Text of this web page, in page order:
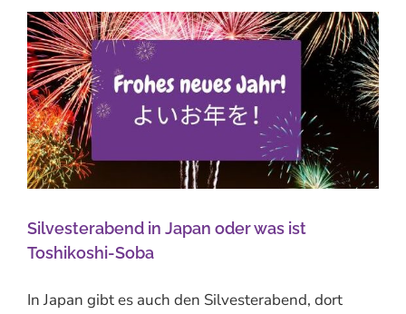
Silvesterabend in Japan oder was ist
Toshikoshi-Soba
In Japan gibt es auch den Silvesterabend, dort